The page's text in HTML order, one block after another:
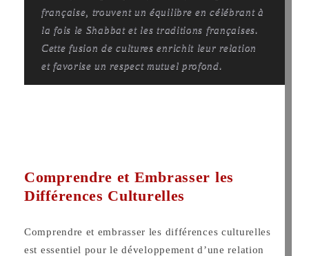
française, trouvent un équilibre en célébrant à
la fois le Shabbat et les traditions françaises.
Cette fusion de cultures enrichit leur relation
et favorise un respect mutuel profond.
Comprendre et Embrasser les
Différences Culturelles
Comprendre et embrasser les différences culturelles
est essentiel pour le développement d’une relation